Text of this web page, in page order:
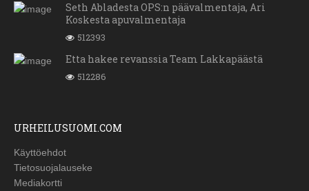
Seth Abladesta OPS:n päävalmentaja, Ari
Koskesta apuvalmentaja
512393
Etta hakee revanssia Team Lakkapäästä
512286
URHEILUSUOMI.COM
Käyttöehdot
Tietosuojalauseke
Mediakortti